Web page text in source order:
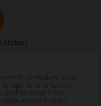
States)
that makes sure
tips and amazing
and lactose free
too!”